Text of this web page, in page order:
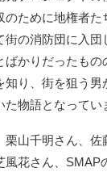
のために地権者た
街の消防団に入
ばかりだったもの
り、街を狙う男
物語となってい
山千明さん、佐
風花さん、SMAP